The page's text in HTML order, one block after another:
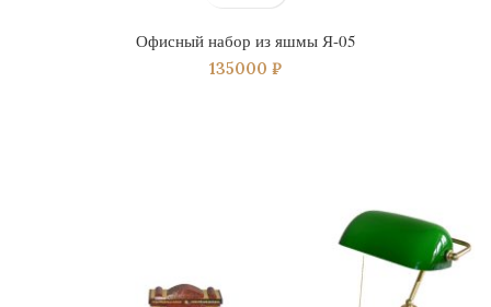
Офисный набор из яшмы Я-05
135000 ₽